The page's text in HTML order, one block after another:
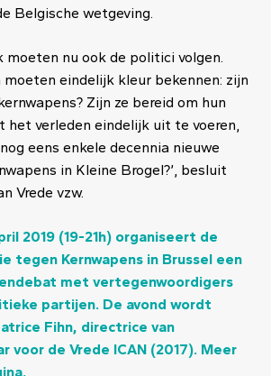
Belgische wetgeving.
moeten nu ook de politici volgen.
eindelijk kleur bekennen: zijn
Zijn ze bereid om hun
het verleden eindelijk uit te voeren,
eens enkele decennia nieuwe
in Kleine Brogel?’, besluit
Vrede vzw.
2019 (19-21h) organiseert de
tegen Kernwapens in Brussel een
met vertegenwoordigers
partijen. De avond wordt
Fihn, directrice van
voor de Vrede ICAN (2017). Meer
.